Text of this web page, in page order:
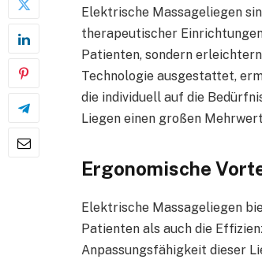
Elektrische Massageliegen
therapeutischer
Patienten, sondern
Technologie ausgestattet,
die individuell auf die
Liegen einen großen
Ergonomische
Elektrische Massageliegen
Patienten als auch die
Anpassungsfähigkeit dieser